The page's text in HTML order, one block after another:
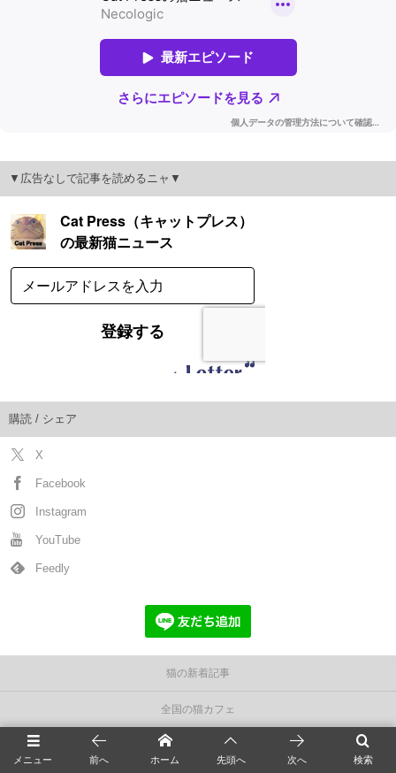
▼広告なしで記事を読めるニャ▼
購読 / シェア
X
Facebook
Instagram
YouTube
Feedly
猫の新着記事
全国の猫カフェ
メニュー 検索
前へ ホーム 先頭へ 次へ